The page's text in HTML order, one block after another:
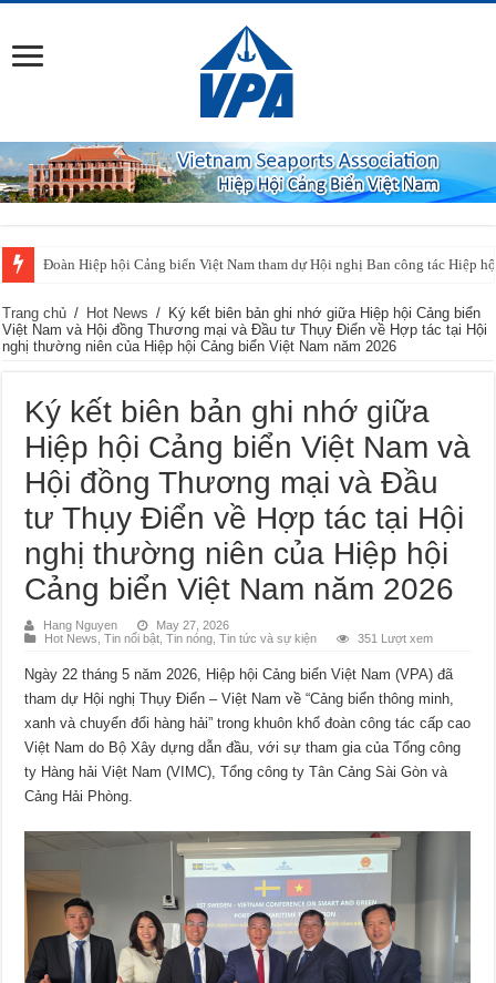
Đoàn Hiệp hội Cảng biển Việt Nam tham dự Hội nghị Ban công tác Hiệp
Trang chủ / Hot News / Ký kết biên bản ghi nhớ giữa Hiệp hội Cảng biển
Việt Nam và Hội đồng Thương mại và Đầu tư Thụy Điển về Hợp tác tại Hội
nghị thường niên của Hiệp hội Cảng biển Việt Nam năm 2026
Ký kết biên bản ghi nhớ giữa
Hiệp hội Cảng biển Việt Nam và
Hội đồng Thương mại và Đầu
tư Thụy Điển về Hợp tác tại Hội
nghị thường niên của Hiệp hội
Cảng biển Việt Nam năm 2026
Hang Nguyen
May 27, 2026
Hot News ,Tin nổi bật ,Tin nóng ,Tin tức và sự kiện 351 Lượt xem
Ngày 22 tháng 5 năm 2026, Hiệp hội Cảng biển Việt Nam (VPA) đã
tham dự Hội nghị Thụy Điển – Việt Nam về “Cảng biển thông minh,
xanh và chuyển đổi hàng hải” trong khuôn khổ đoàn công tác cấp cao
Việt Nam do Bộ Xây dựng dẫn đầu, với sự tham gia của Tổng công
ty Hàng hải Việt Nam (VIMC), Tổng công ty Tân Cảng Sài Gòn và
Cảng Hải Phòng.